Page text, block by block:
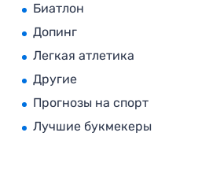
Биатлон
Допинг
Легкая атлетика
Другие
Прогнозы на спорт
Лучшие букмекеры